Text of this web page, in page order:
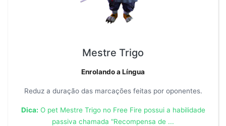
Mestre Trigo
Enrolando a Língua
Reduz a duração das marcações feitas por oponentes.
Dica: O pet Mestre Trigo no Free Fire possui a habilidade
passiva chamada "Recompensa de ...